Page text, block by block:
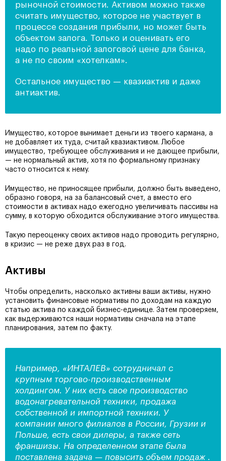
рыночной стоимости. Активом можно также
считать имущество, которое не участвует в
процессе создания прибыли, но может быть
объектом залога. Только и оценивать его
надо по реальной залоговой цене для банка,
а не по своим «хотелкам».
Остальное имущество — квазиактив и даже
антиактив.
Имущество, которое вынимает деньги из твоего кармана, а
не добавляет их туда, считай квазиактивом. Любое
имущество, требующее обслуживания и не дающее прибыли,
— не нормальный актив, хотя по формальному признаку
часто относится к нему.
Имущество, не приносящее прибыли, должно быть выведено,
образно говоря, на за балансовый счет, а вместо его
стоимости в активах надо ежегодно увеличивать пассивы на
сумму, в которую обходится обслуживание этого имущества.
Такую переоценку своих активов надо проводить регулярно,
в кризис — не реже двух раз в год.
Активы
Чтобы определить, насколько активны ваши активы, нужно
установить финансовые нормативы по доходам на каждую
статью актива по каждой бизнес-единице. Затем проверяем,
как выдерживаются наши нормативы сначала на этапе
планирования, затем по факту.
Например, «ИНТАЛЕВ» сотрудничал с
крупным торгово-производственным
холдингом. У них есть свое производство
водонагревательной техники, продажа
собственной и импортной техники. У
компании много филиалов в России, Грузии и
Польше, есть свои дилеры, а также сеть
франшизы. На определенном этапе была
поставлена задача — повысить объем продаж .